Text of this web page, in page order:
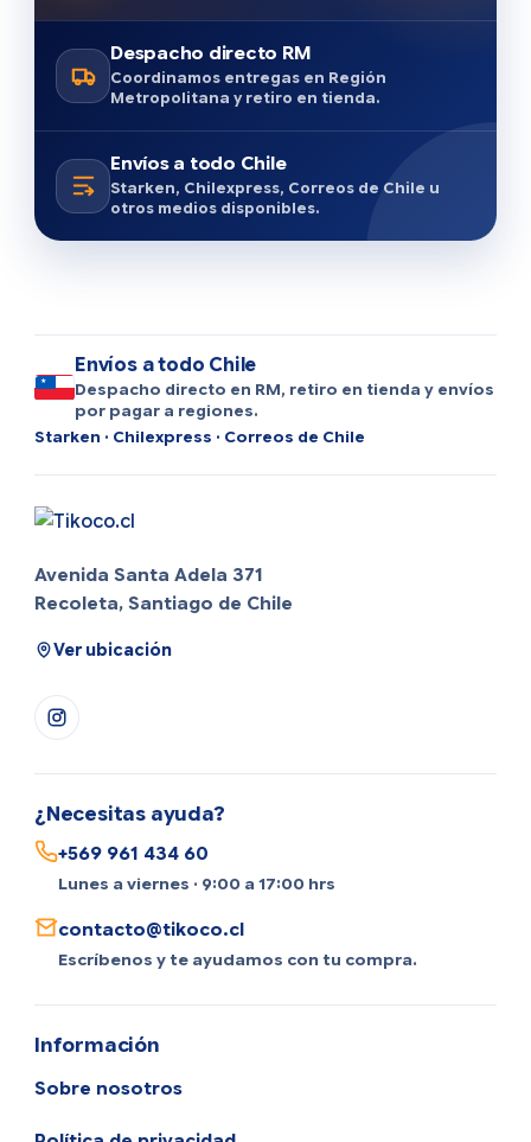
Despacho directo RM
Coordinamos entregas en Región
Metropolitana y retiro en tienda.
Envíos a todo Chile
Starken, Chilexpress, Correos de Chile u
otros medios disponibles.
Envíos a todo Chile
Despacho directo en RM, retiro en tienda y envíos
por pagar a regiones.
Starken · Chilexpress · Correos de Chile
Avenida Santa Adela 371
Recoleta, Santiago de Chile
Ver ubicación
¿Necesitas ayuda?
+569 961 434 60
Lunes a viernes · 9:00 a 17:00 hrs
contacto@tikoco.cl
Escríbenos y te ayudamos con tu compra.
Información
Sobre nosotros